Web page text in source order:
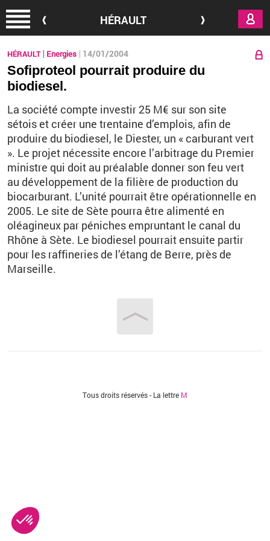
HÉRAULT
HÉRAULT Energies 14/01/2004
Sofiproteol pourrait produire du
biodiesel.
La société compte investir 25 M€ sur son site
sétois et créer une trentaine d’emplois, afin de
produire du biodiesel, le Diester, un « carburant vert
». Le projet nécessite encore l’arbitrage du Premier
ministre qui doit au préalable donner son feu vert
au développement de la filière de production du
biocarburant. L’unité pourrait être opérationnelle en
2005. Le site de Sète pourra être alimenté en
oléagineux par péniches empruntant le canal du
Rhône à Sète. Le biodiesel pourrait ensuite partir
pour les raffineries de l’étang de Berre, près de
Marseille.
Tous droits réservés - La lettre M